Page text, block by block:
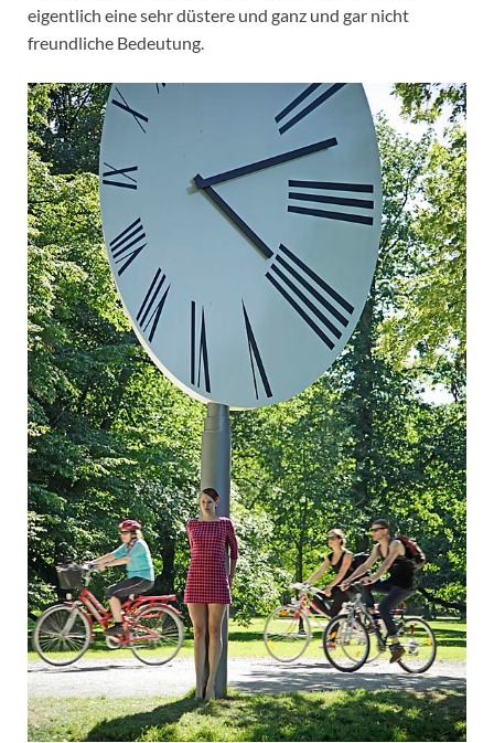
eigentlich eine sehr düstere und ganz und gar nicht
freundliche Bedeutung.